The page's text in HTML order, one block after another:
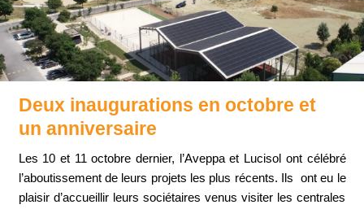
Deux inaugurations en octobre et
un anniversaire
Les 10 et 11 octobre dernier, l’Aveppa et Lucisol ont célébré
l’aboutissement de leurs projets les plus récents. Ils ont eu le
plaisir d’accueillir leurs sociétaires venus visiter les centrales